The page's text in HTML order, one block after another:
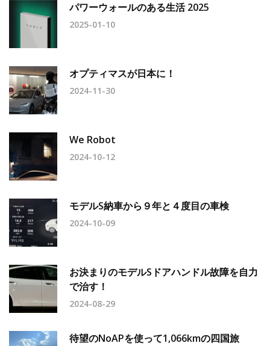
パワーウォールのある生活 2025
2025-01-10
オプティマスが日本に！
2024-11-30
We Robot
2024-10-12
モデルS納車から９年と４度目の車検
2024-10-09
お決まりのモデルSドアハンドル故障を自力
で治す！
2024-08-29
待望のNoAPを使って1,066kmの四国旅